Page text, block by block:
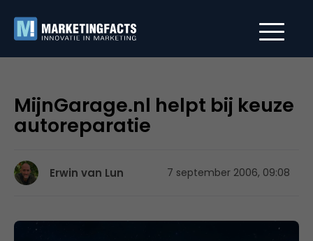
MijnGarage.nl helpt bij keuze
autoreparatie
Erwin van Lun 7 september 2006, 09:08